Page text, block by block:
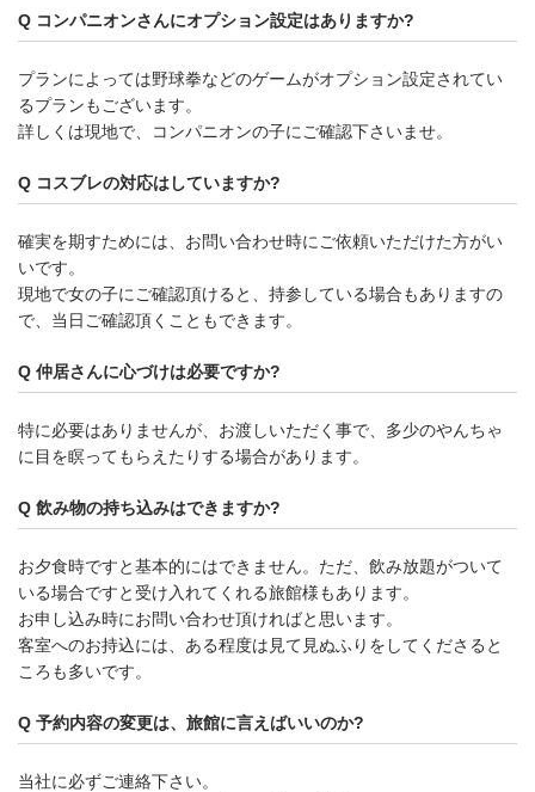
Q コンパニオンさんにオプション設定はありますか?
プランによっては野球拳などのゲームがオプション設定されてい
るプランもございます。
詳しくは現地で、コンパニオンの子にご確認下さいませ。
Q コスブレの対応はしていますか?
確実を期すためには、お問い合わせ時にご依頼いただけた方がい
いです。
現地で女の子にご確認頂けると、持参している場合もありますの
で、当日ご確認頂くこともできます。
Q 仲居さんに心づけは必要ですか?
特に必要はありませんが、お渡しいただく事で、多少のやんちゃ
に目を瞑ってもらえたりする場合があります。
Q 飲み物の持ち込みはできますか?
お夕食時ですと基本的にはできません。ただ、飲み放題がついて
いる場合ですと受け入れてくれる旅館様もあります。
お申し込み時にお問い合わせ頂ければと思います。
客室へのお持込には、ある程度は見て見ぬふりをしてくださると
ころも多いです。
Q 予約内容の変更は、旅館に言えばいいのか?
当社に必ずご連絡下さい。